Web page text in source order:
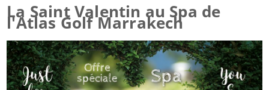
La Saint Valentin au Spa de
l'Atlas Golf Marrakech